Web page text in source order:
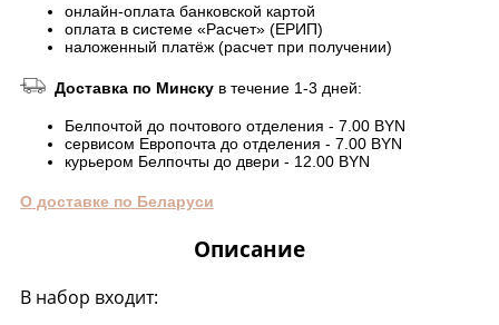
онлайн-оплата банковской картой
оплата в системе «Расчет» (ЕРИП)
наложенный платёж (расчет при получении)
Доставка по Минску в течение 1-3 дней:
Белпочтой до почтового отделения - 7.00 BYN
сервисом Европочта до отделения - 7.00 BYN
курьером Белпочты до двери - 12.00 BYN
О доставке по Беларуси
Описание
В набор входит: